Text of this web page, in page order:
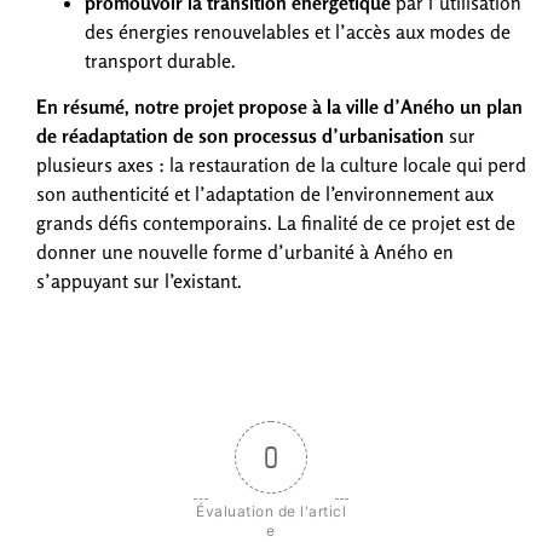
des énergies renouvelables et l’accès aux modes de
transport durable.
En résumé, notre projet propose à la ville d’Aného un plan
de réadaptation de son processus d’urbanisation sur
plusieurs axes : la restauration de la culture locale qui perd
son authenticité et l’adaptation de l’environnement aux
grands défis contemporains. La finalité de ce projet est de
donner une nouvelle forme d’urbanité à Aného en
s’appuyant sur l’existant.
0
Évaluation de l'articl
e